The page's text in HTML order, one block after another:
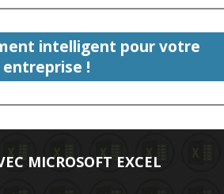
intelligent pour votre
entreprise !
MICROSOFT EXCEL